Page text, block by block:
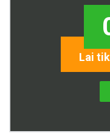
Lai